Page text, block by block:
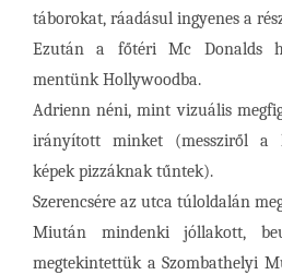
táborokat, ráadásul ingyenes a
Ezután a főtéri Mc Donalds
mentünk Hollywoodba.
Adrienn néni, mint vizuális
irányított minket (messziről a
képek pizzáknak tűntek).
Szerencsére az utca túloldalán
Miután mindenki jóllakott,
megtekintettük a Szombathelyi